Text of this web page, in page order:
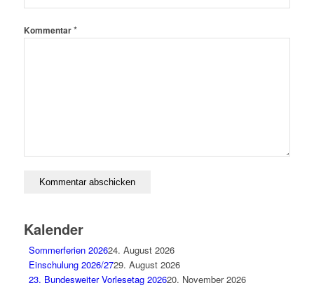
Kommentar*
Kalender
Sommerferien 202624. August 2026
Einschulung 2026/2729. August 2026
23. Bundesweiter Vorlesetag 202620. November 2026